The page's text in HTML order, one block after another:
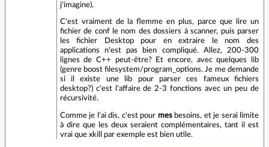
j'imagine).
C'est vraiment de la flemme en plus, parce que lire un
fichier de conf le nom des dossiers à scanner, puis parser
les fichier Desktop pour en extraire le nom des
applications n'est pas bien compliqué. Allez, 200-300
lignes de C++ peut-être? Et encore, avec quelques lib
(genre boost filesystem/program_options. Je me demande
si il existe une lib pour parser ces fameux fichiers
desktop?) c'est l'affaire de 2-3 fonctions avec un peu de
récursivité.
Comme je l'ai dis, c'est pour mesbesoins, et je serai limite
à dire que les deux seraient complémentaires, tant il est
vrai que xkill par exemple est bien utile.